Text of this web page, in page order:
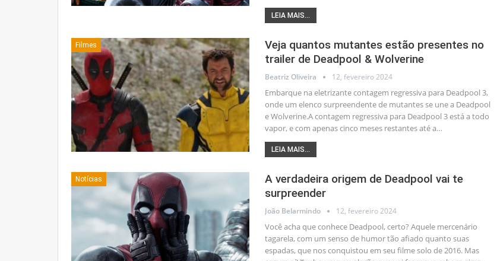
LEIA MAIS...
Filmes
Veja quantos mutantes estão presentes no
trailer de Deadpool & Wolverine
Beatriz Oliveira 12, fevereiro 2024
Embarque na eletrizante contagem regressiva para Deadpool 3,
onde um elenco surpreendente de mutantes se une a Deadpool
e Wolverine.A contagem regressiva para Deadpool 3 está a todo
vapor, e com apenas cinco meses restantes até a…
LEIA MAIS...
Notícias
A verdadeira origem de Deadpool vai te
surpreender
João Belarmindo 12, fevereiro 2024
Você acha que conhece Deadpool, certo? Aquele mercenário
tagarela, com um senso de humor tão afiado quanto suas
espadas, que nos conquistou em seu filme solo de 2016. Mas